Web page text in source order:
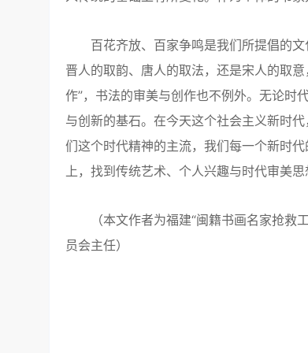
百花齐放、百家争鸣是我们所提倡的文
晋人的取韵、唐人的取法，还是宋人的取
作”，书法的审美与创作也不例外。无论时
与创新的基石。在今天这个社会主义新时
们这个时代精神的主流，我们每一个新时
上，找到传统艺术、个人兴趣与时代审美
（本文作者为福建“闽籍书画名家抢救工
员会主任）